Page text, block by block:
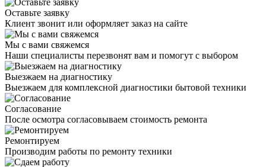
Оставьте заявку
Клиент звонит или оформляет заказ на сайте
Мы с вами свяжемся
Наши специалисты перезвонят вам и помогут с выбором
Выезжаем на диагностику
Выезжаем для комплексной диагностики бытовой техники
Согласование
После осмотра согласовываем стоимость ремонта
Ремонтируем
Производим работы по ремонту техники